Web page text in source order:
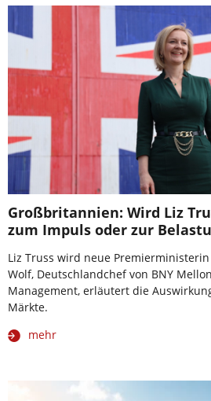
Großbritannien: Wird Liz
zum Impuls oder zur
Liz Truss wird neue
Wolf, Deutschlandchef von BNY
Management, erläutert die
Märkte.
mehr